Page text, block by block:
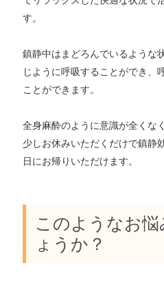
す。
鎮静中はまどろんでいるような
じように呼吸することができ、
ことができます。
全⾝麻酔のように意識が全くな
少しお休みいただくだけで鎮静
⽇にお帰りいただけます。
このようなお
ょうか？